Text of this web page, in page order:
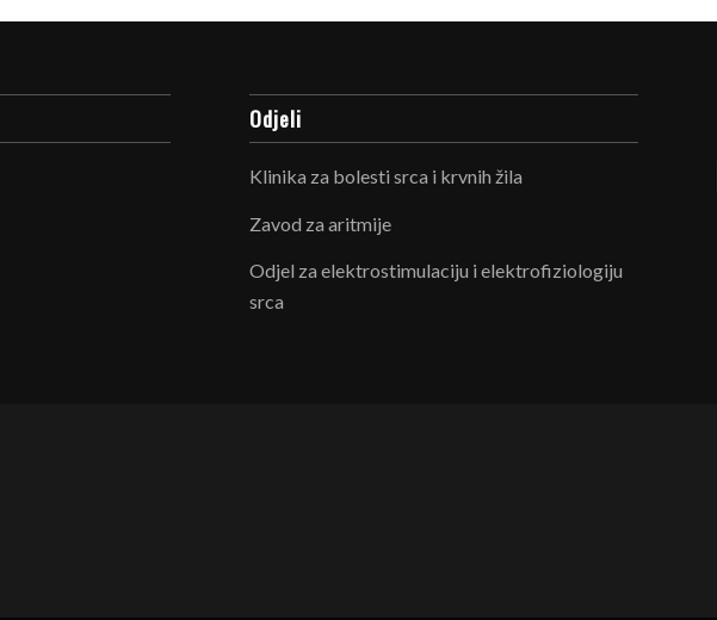
Odjeli
Klinika za bolesti srca i krvnih žila
Zavod za aritmije
Odjel za elektrostimulaciju i elektrofiziologiju
srca